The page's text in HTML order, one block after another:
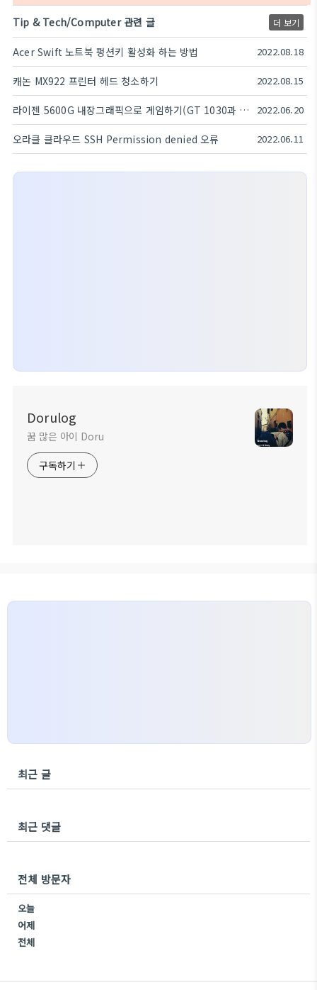
Tip & Tech/Computer 관련 글 더 보기
Acer Swift 노트북 펑션키 활성화 하는 방법 2022.08.18
캐논 MX922 프린터 헤드 청소하기 2022.08.15
라이젠 5600G 내장그래픽으로 게임하기(GT 1030과 비교) 2022.06.20
오라클 클라우드 SSH Permission denied 오류 2022.06.11
Dorulog
꿈 많은 아이 Doru
구독하기
최근 글
최근 댓글
전체 방문자
오늘
어제
전체